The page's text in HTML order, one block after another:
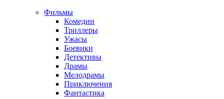
Фильмы
Комедии
Триллеры
Ужасы
Боевики
Детективы
Драмы
Мелодрамы
Приключения
Фантастика